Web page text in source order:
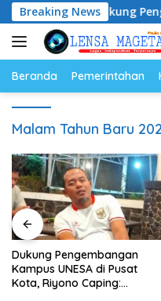
Langsung
ke
konten
Breaking News
Dukung
Beranda Pemerintahan
Malam Tahun Baru
Dukung Pengembangan
Kampus UNESA di Pusat
Kota, Riyono Caping: